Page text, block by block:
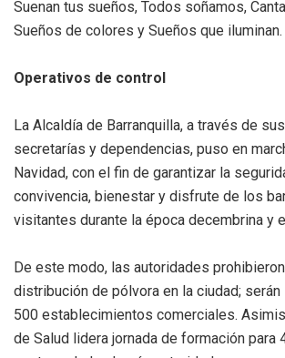
Suenan tus sueños, Todos soñamos,
Sueños de colores y Sueños que iluminan.
Operativos de control
La Alcaldía de Barranquilla, a través de
secretarías y dependencias, puso en
Navidad, con el fin de garantizar la
convivencia, bienestar y disfrute de los
visitantes durante la época decembrina y
De este modo, las autoridades
distribución de pólvora en la ciudad;
500 establecimientos comerciales.
de Salud lidera jornada de formación para